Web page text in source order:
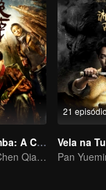
Vela na Tumba: A Cidade Antiga de Jing Jue
Jin Dong e Chen Qiaoen iniciam uma aventura
21